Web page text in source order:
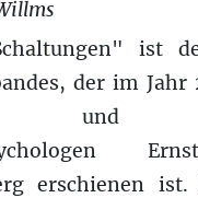
ist
der im Jahr
und
erschienen